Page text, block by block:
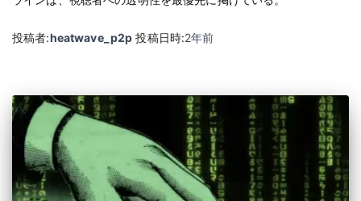
投稿者:heatwave_p2p 投稿日時:2年前